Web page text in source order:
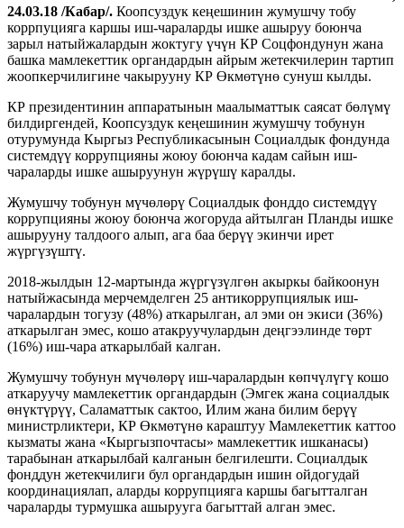
24.03.18 /Кабар/. Коопсуздук кеңешинин жумушчу тобу
коррпуцияга каршы иш-чараларды ишке ашыруу боюнча
зарыл натыйжалардын жоктугу үчүн КР Соцфондунун жана
башка мамлекеттик органдардын айрым жетекчилерин тартип
жоопкерчилигине чакырууну КР Өкмөтүнө сунуш кылды.
КР президентинин аппаратынын маалыматтык саясат бөлүмү
билдиргендей, Коопсуздук кеңешинин жумушчу тобунун
отурумунда Кыргыз Республикасынын Социалдык фондунда
системдүү коррупцияны жоюу боюнча кадам сайын иш-
чараларды ишке ашыруунун жүрүшү каралды.
Жумушчу тобунун мүчөлөрү Социалдык фонддо системдүү
коррупцияны жоюу боюнча жогоруда айтылган Планды ишке
ашырууну талдоого алып, ага баа берүү экинчи ирет
жүргүзүштү.
2018-жылдын 12-мартында жүргүзүлгөн акыркы байкоонун
натыйжасында мерчемделген 25 антикоррупциялык иш-
чаралардын тогузу (48%) аткарылган, ал эми он экиси (36%)
аткарылган эмес, кошо атакруучулардын деңгээлинде төрт
(16%) иш-чара аткарылбай калган.
Жумушчу тобунун мүчөлөрү иш-чаралардын көпчүлүгү кошо
аткаруучу мамлекеттик органдардын (Эмгек жана социалдык
өнүктүрүү, Саламаттык сактоо, Илим жана билим берүү
министрликтери, КР Өкмөтүнө караштуу Мамлекеттик каттоо
кызматы жана «Кыргызпочтасы» мамлекеттик ишканасы)
тарабынан аткарылбай калганын белгилешти. Социалдык
фонддун жетекчилиги бул органдардын ишин ойдогудай
координациялап, аларды коррупцияга каршы багытталган
чараларды турмушка ашырууга багыттай алган эмес.